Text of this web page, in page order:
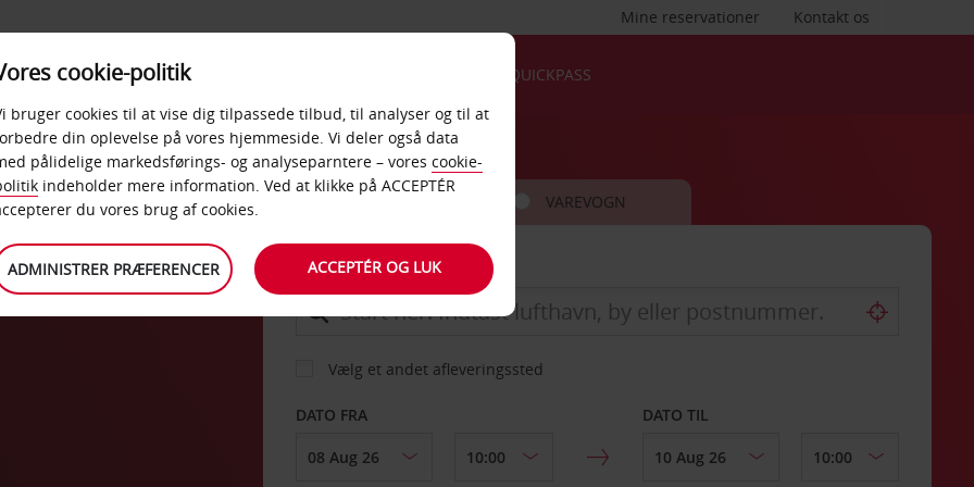
Kontakt os
Mine reservationer
PRODUKTER &
KONTORER
QUICKPASS
BIL VAREVOGN
AFHENT FRA
Vælg et andet afleveringssted
DATO FRA DATO TIL
cookie-politik
bruger cookies til at vise dig tilpassede tilbud, til analyser og til at
din oplevelse på vores hjemmeside. Vi deler også data
pålidelige markedsførings- og analyseparntere – vores cookie-
indeholder mere information. Ved at klikke på ACCEPTÉR
du vores brug af cookies.
ADMINISTRER PRÆFERENCER ACCEPTÉR OG LUK